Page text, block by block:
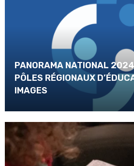
PANORAMA NATIONAL
PÔLES RÉGIONAUX
IMAGES